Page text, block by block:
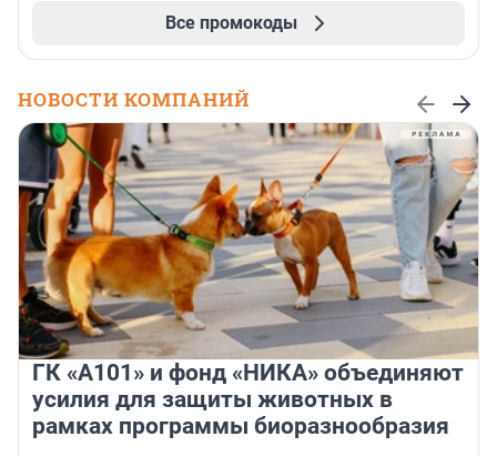
Все промокоды
НОВОСТИ КОМПАНИЙ
ГК «А101» и фонд «НИКА» объединяют
усилия для защиты животных в
рамках программы биоразнообразия